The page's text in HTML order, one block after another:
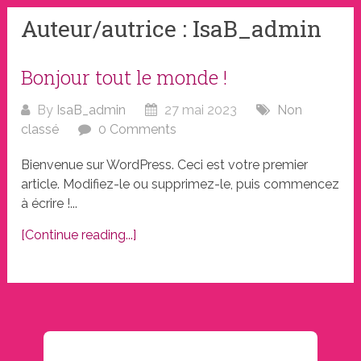
Auteur/autrice : IsaB_admin
Bonjour tout le monde !
By IsaB_admin 27 mai 2023
Non
classé
0 Comments
Bienvenue sur WordPress. Ceci est votre premier
article. Modifiez-le ou supprimez-le, puis commencez
à écrire !...
[Continue reading...]